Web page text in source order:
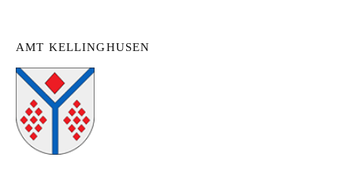
AMT KELLINGHUSEN